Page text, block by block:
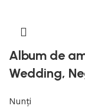
Album de
Wedding,
Nunți